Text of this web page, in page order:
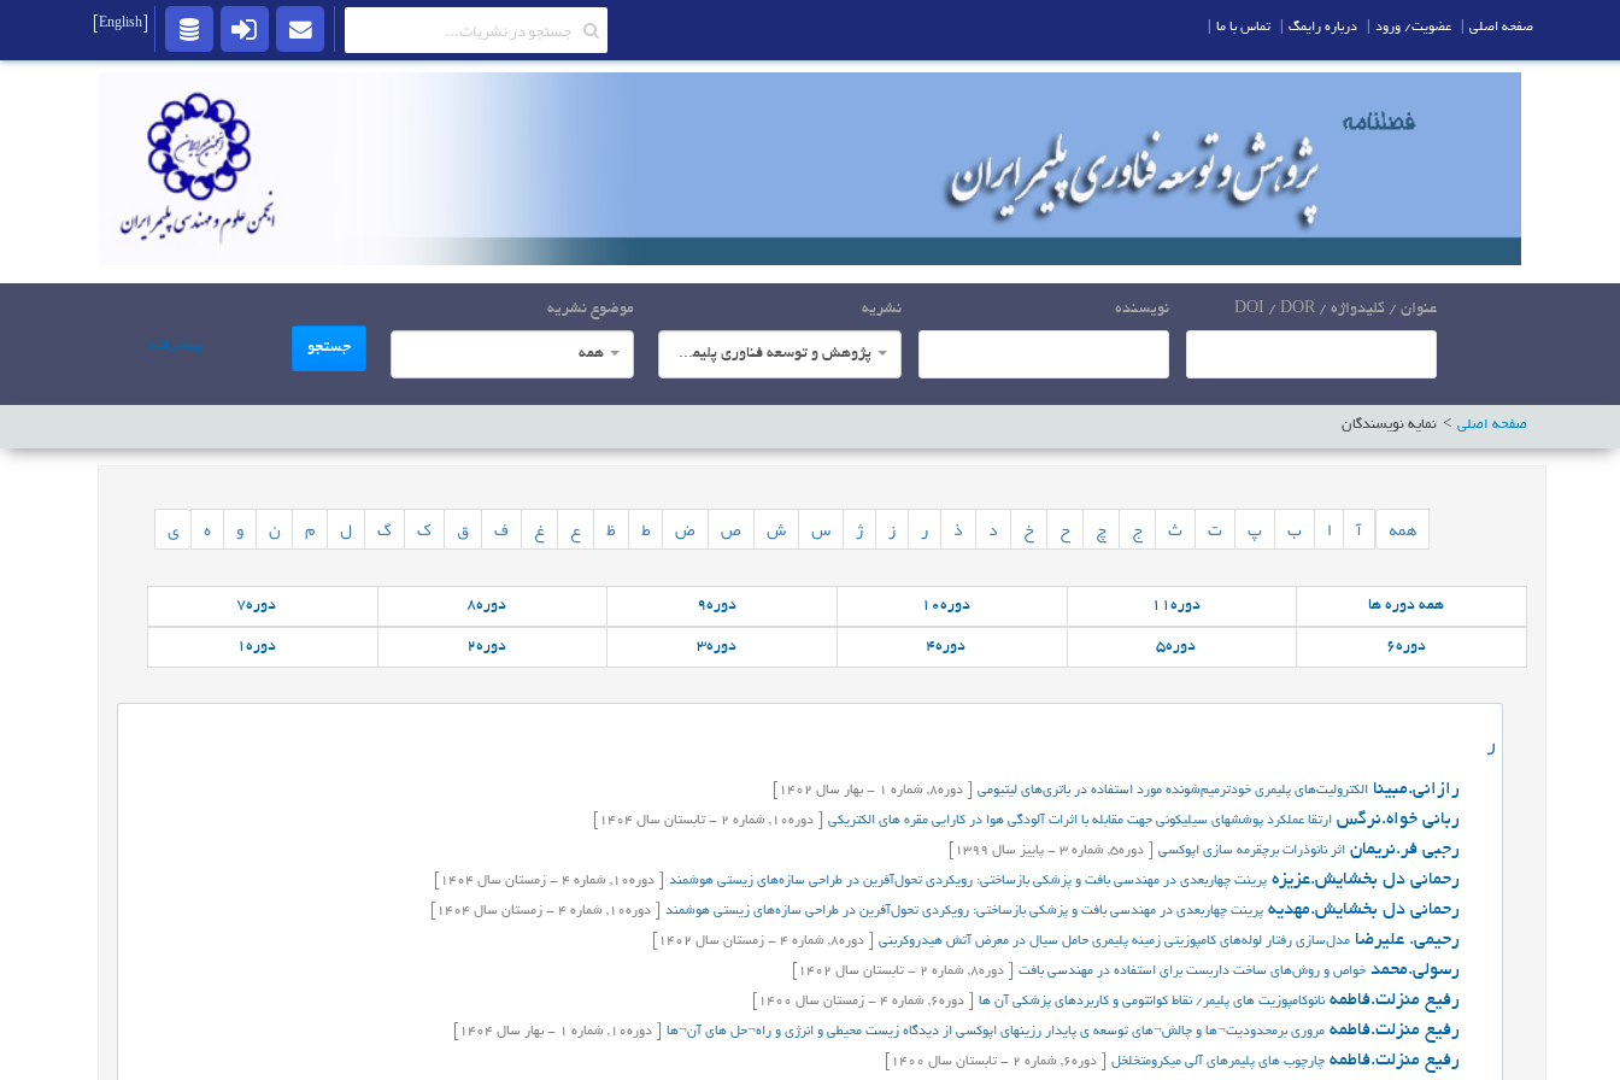
عنوان / کلیدواژه / DOI / DOR نویسنده نشریه
پژوهش و توسعه فناوری پلیمر ایران
موضوع نشریه
همه جستجو پیشرفته
صفحه اصلی نمایه نویسندگان
همه آ ا ب پ ت ث ج چ ح خ د ذ ر ز ژ س ش ص ض ط ظ ع غ ف ق ک گ ل م ن و ه ی
همه دوره ها دوره11 دوره10 دوره9 دوره8 دوره7
دوره6 دوره5 دوره4 دوره3 دوره2 دوره1
ر
رازانی.مبینا الکترولیت‌های پلیمری خودترمیم‌شونده مورد استفاده در باتری‌های لیتیومی دوره8, شماره - بهار سال
ربانی خواه.نرگس ارتقا عملکرد پوششهای سیلیکونی جهت مقابله با اثرات آلودگی هوا در کارایی مقره های الکتریکی دوره10, شماره - تابستان سال
رجبی فر.نریمان اثر نانوذرات برچقرمه سازی اپوکسی دوره5, شماره - پاییز سال
رحمانی دل بخشایش.عزیزه پرینت چهار‌بعدی در مهندسی بافت و پزشکی بازساختی: رویکردی تحول‌آفرین در طراحی سازه‌های زیستی هوشمند دوره10, شماره - زمستان سال
رحمانی دل بخشایش.مهدیه پرینت چهار‌بعدی در مهندسی بافت و پزشکی بازساختی: رویکردی تحول‌آفرین در طراحی سازه‌های زیستی هوشمند دوره10, شماره - زمستان سال
رحیمی. علیرضا مدل‌سازی رفتار لوله‌های کامپوزیتی زمینه پلیمری حامل سیال در معرض آتش‌ هیدروکربنی دوره8, شماره - زمستان سال
رسولی.محمد خواص و روش‌های ساخت داربست‌ برای استفاده در مهندسی بافت دوره8, شماره - تابستان سال
رفیع منزلت.فاطمه نانوکامپوزیت های پلیمر/ نقاط کوانتومی و کاربردهای پزشکی آن ها دوره6, شماره - زمستان سال
رفیع منزلت.فاطمه مروری برمحدودیت¬ها و چالش¬های توسعه ی پایدار رزینهای اپوکسی از دیدگاه زیست محیطی و انرژی و راه¬حل های آن¬ها دوره10, شماره - بهار سال
رفیع منزلت.فاطمه چارچوب های پلیمرهای آلی میکرومتخلخل دوره6, شماره - تابستان سال
صفحه اصلی عضویت/ ورود درباره رایمگ تماس با ما